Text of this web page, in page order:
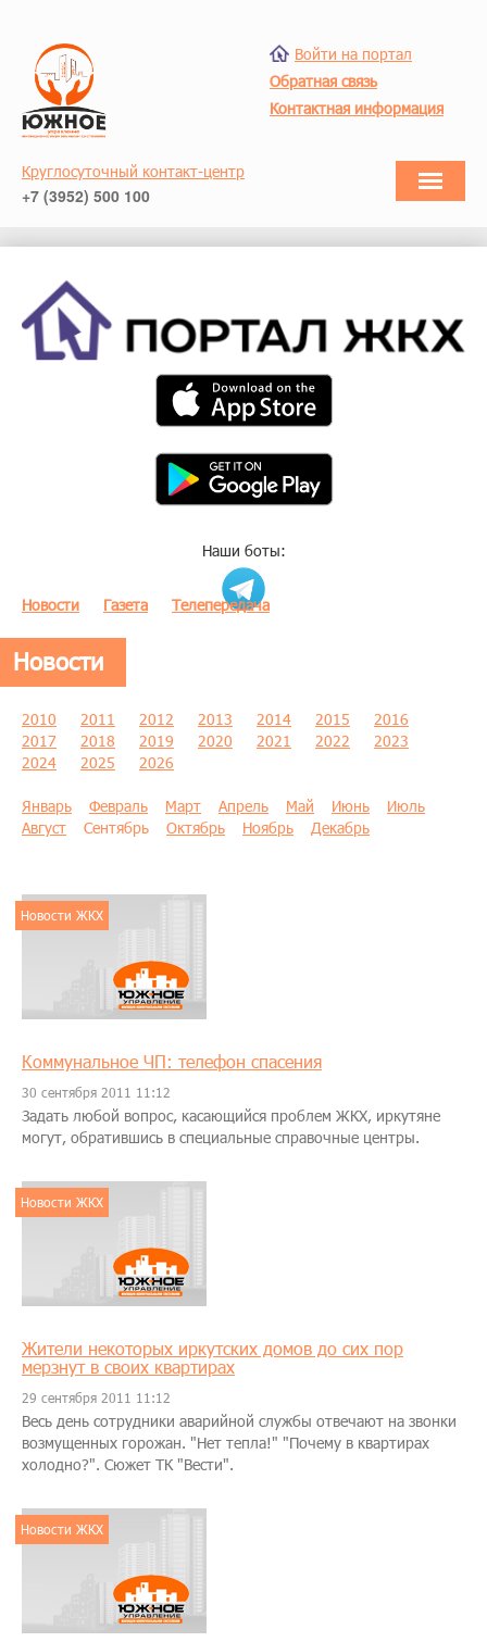
Войти на портал
Обратная связь
Контактная информация
Круглосуточный контакт-центр
+7 (3952) 500 100
Наши боты:
Новости Газета Телепередача
Новости
2010 2011 2012 2013 2014 2015
2016
2017
2018 2019 2020 2021 2022
2023
2024
2025 2026
Январь Февраль Март Апрель Май Июнь
Июль
Август
Сентябрь Октябрь Ноябрь Декабрь
Новости ЖКХ
Коммунальное ЧП: телефон спасения
30 сентября 2011 11:12
Задать любой вопрос, касающийся проблем ЖКХ, иркутяне
могут, обратившись в специальные справочные центры.
Новости ЖКХ
Жители некоторых иркутских домов до сих пор
мерзнут в своих квартирах
29 сентября 2011 11:12
Весь день сотрудники аварийной службы отвечают на звонки
возмущенных горожан. "Нет тепла!" "Почему в квартирах
холодно?". Сюжет ТК "Вести".
Новости ЖКХ